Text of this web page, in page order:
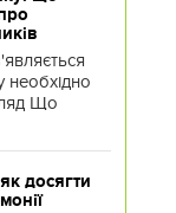
Що
досягти